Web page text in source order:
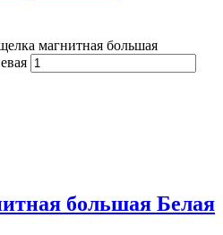
магнитная большая
большая Белая